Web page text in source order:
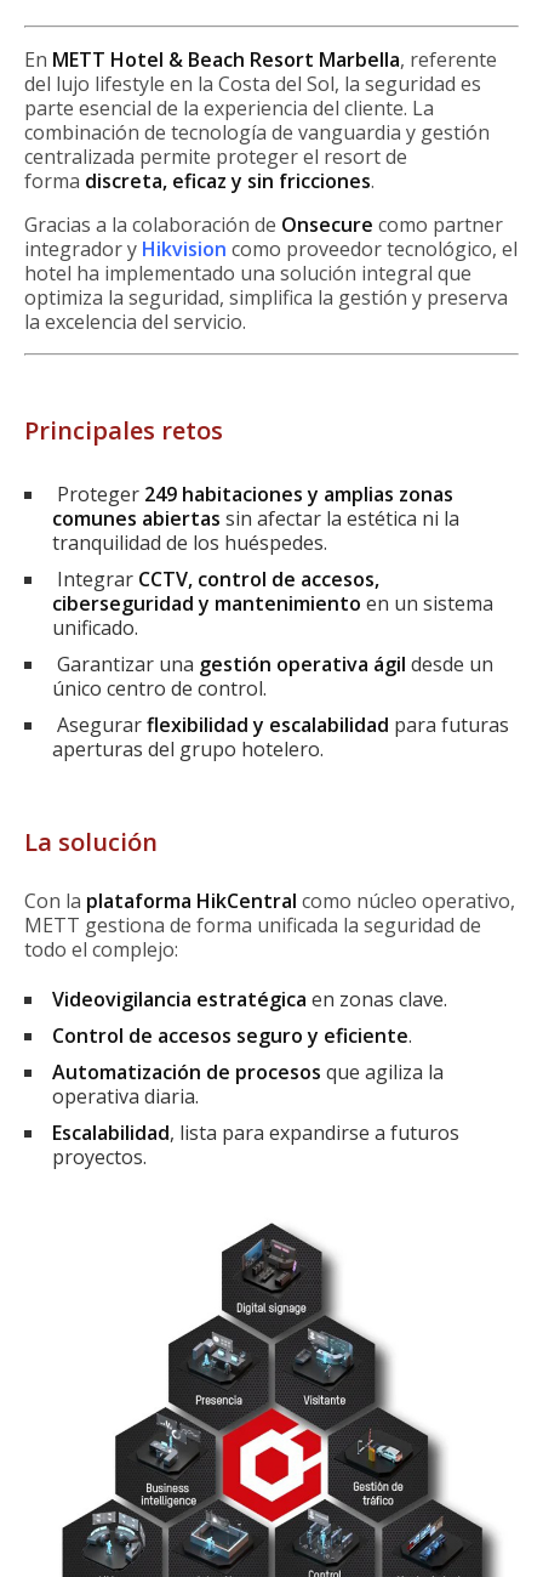
En METT Hotel & Beach Resort Marbella, referente
del lujo lifestyle en la Costa del Sol, la seguridad es
parte esencial de la experiencia del cliente. La
combinación de tecnología de vanguardia y gestión
centralizada permite proteger el resort de
forma discreta, eficaz y sin fricciones.
Gracias a la colaboración de Onsecure como partner
integrador y Hikvision como proveedor tecnológico, el
hotel ha implementado una solución integral que
optimiza la seguridad, simplifica la gestión y preserva
la excelencia del servicio.
Principales retos
Proteger 249 habitaciones y amplias zonas
comunes abiertas sin afectar la estética ni la
tranquilidad de los huéspedes.
Integrar CCTV, control de accesos,
ciberseguridad y mantenimiento en un sistema
unificado.
Garantizar una gestión operativa ágil desde un
único centro de control.
Asegurarflexibilidad y escalabilidad para futuras
aperturas del grupo hotelero.
La solución
Con la plataforma HikCentral como núcleo operativo,
METT gestiona de forma unificada la seguridad de
todo el complejo:
Videovigilancia estratégica en zonas clave.
Control de accesos seguro y eficiente.
Automatización de procesos que agiliza la
operativa diaria.
Escalabilidad, lista para expandirse a futuros
proyectos.